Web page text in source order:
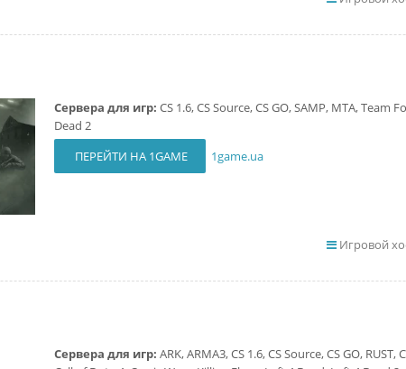
Сервера для игр: CS 1.6, CS Source, CS GO, SAMP, MTA, Team
Dead 2
ПЕРЕЙТИ НА 1GAME
1game.ua
Игровой
Сервера для игр: ARK, ARMA3, CS 1.6, CS Source, CS GO,